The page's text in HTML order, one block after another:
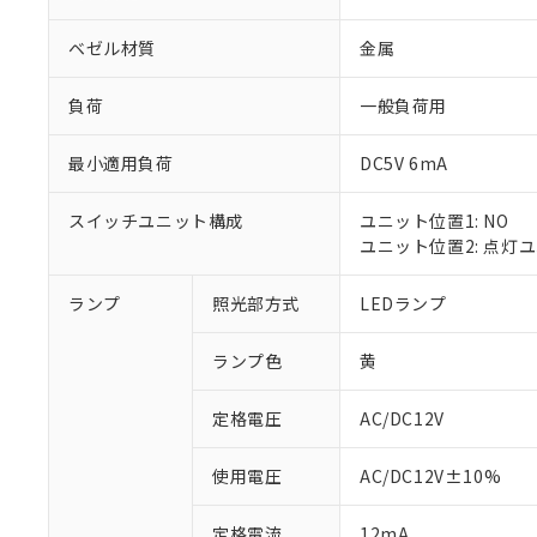
ベゼル材質 金属
負荷 一般負荷用
最小適用負荷 DC5V 6mA
スイッチユニット構成
ユニット位置1: NO
ユニット位置2: 点灯
ランプ 照光部方式 LEDランプ
ランプ色 黄
定格電圧 AC/DC12V
使用電圧 AC/DC12V±10%
ご利用条件
以下の条件をお
※1 対応状況
対応予定：EU
対応予定なし：
調査・確認中：
非該当品：ライセ
※1 中国